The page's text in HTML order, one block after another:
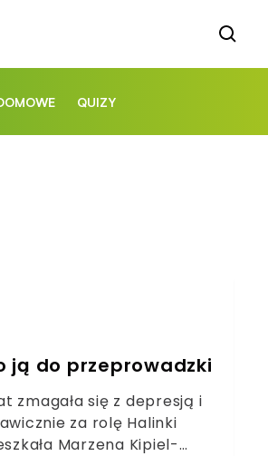
QUIZY
ją do przeprowadzki
zmagała się z depresją i
za rolę Halinki
Marzena Kipiel-